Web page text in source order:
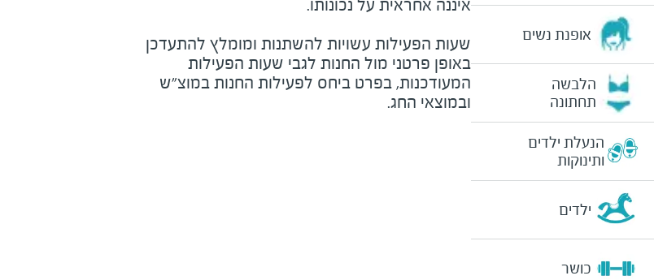
אופנת נשים
הלבשה
תחתונה
הנעלת ילדים
ותינוקות
ילדים
כושר
שעות הפעילות עשויות להשתנות ומומלץ להתעדכן
באופן פרטני מול החנות לגבי שעות הפעילות
המעודכנות, בפרט ביחס לפעילות החנות במוצ"ש
ובמוצאי החג.